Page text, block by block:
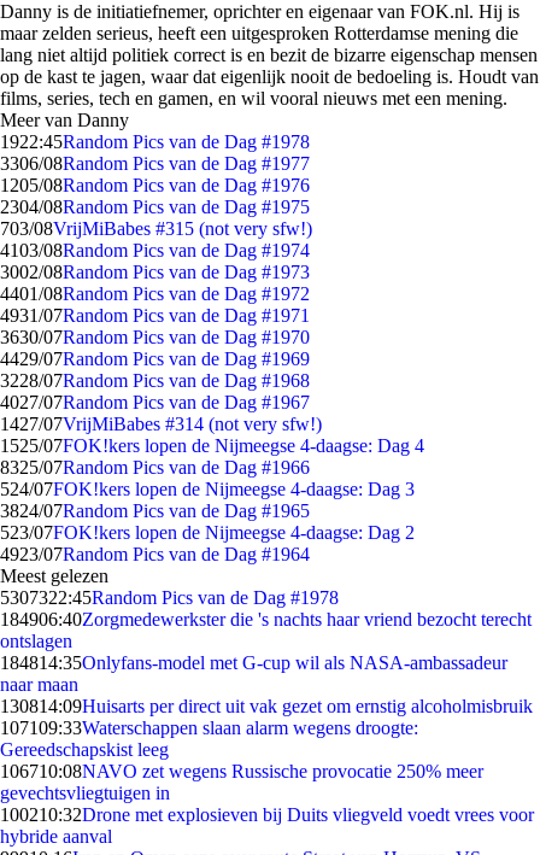
Danny is de initiatiefnemer, oprichter en eigenaar van FOK.nl. Hij is
maar zelden serieus, heeft een uitgesproken Rotterdamse mening die
lang niet altijd politiek correct is en bezit de bizarre eigenschap mensen
op de kast te jagen, waar dat eigenlijk nooit de bedoeling is. Houdt van
films, series, tech en gamen, en wil vooral nieuws met een mening.
Meer van Danny
1922:45Random Pics van de Dag #1978
3306/08Random Pics van de Dag #1977
1205/08Random Pics van de Dag #1976
2304/08Random Pics van de Dag #1975
703/08VrijMiBabes #315 (not very sfw!)
4103/08Random Pics van de Dag #1974
3002/08Random Pics van de Dag #1973
4401/08Random Pics van de Dag #1972
4931/07Random Pics van de Dag #1971
3630/07Random Pics van de Dag #1970
4429/07Random Pics van de Dag #1969
3228/07Random Pics van de Dag #1968
4027/07Random Pics van de Dag #1967
1427/07VrijMiBabes #314 (not very sfw!)
1525/07FOK!kers lopen de Nijmeegse 4-daagse: Dag 4
8325/07Random Pics van de Dag #1966
524/07FOK!kers lopen de Nijmeegse 4-daagse: Dag 3
3824/07Random Pics van de Dag #1965
523/07FOK!kers lopen de Nijmeegse 4-daagse: Dag 2
4923/07Random Pics van de Dag #1964
Meest gelezen
5307322:45Random Pics van de Dag #1978
184906:40Zorgmedewerkster die 's nachts haar vriend bezocht terecht
ontslagen
184814:35Onlyfans-model met G-cup wil als NASA-ambassadeur
naar maan
130814:09Huisarts per direct uit vak gezet om ernstig alcoholmisbruik
107109:33Waterschappen slaan alarm wegens droogte:
Gereedschapskist leeg
106710:08NAVO zet wegens Russische provocatie 250% meer
gevechtsvliegtuigen in
100210:32Drone met explosieven bij Duits vliegveld voedt vrees voor
hybride aanval